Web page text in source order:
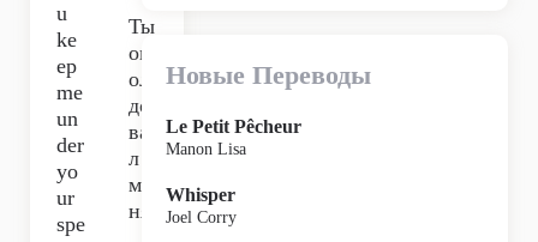
u
ke
ep
me
un
der
yo
ur
spe
Ты
ок
ол
до
ва
л
ме
ня,
Новые Переводы
Le Petit Pêcheur
Manon Lisa
Whisper
Joel Corry